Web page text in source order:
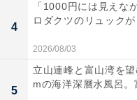
一番迷っているのは、
中学受験でどれほどの
2級以上でなければ加
で、3級のために時間
に専念すべきなのか、
4
「1000円には見えな
ロダクツのリュック
2026/08/03
5
立山連峰と富山湾を
mの海洋深層水風呂。